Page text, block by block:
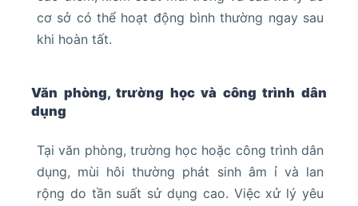
cơ sở có thể hoạt động bình thường ngay sau
khi hoàn tất.
Văn phòng, trường học và công trình dân
dụng
Tại văn phòng, trường học hoặc công trình dân
dụng, mùi hôi thường phát sinh âm ỉ và lan
rộng do tần suất sử dụng cao. Việc xử lý yêu